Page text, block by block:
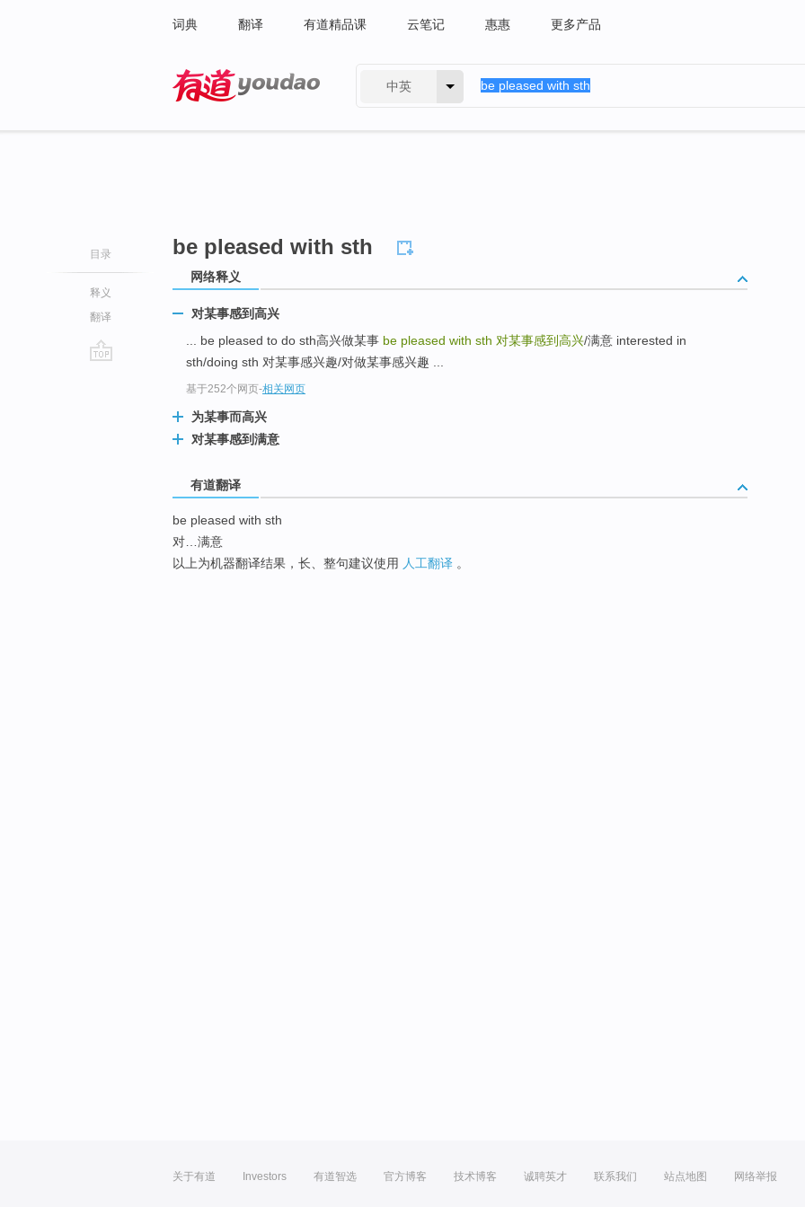
词典 翻译 有道精品课 云笔记 惠惠 更多产品
中英
目录
释义
翻译
be pleased with sth
网络释义
对某事感到高兴
... be pleased to do sth高兴做某事 be pleased with sth 对某事感到高兴/满意 interested in
sth/doing sth 对某事感兴趣/对做某事感兴趣 ...
基于252个网页-相关网页
为某事而高兴
对某事感到满意
有道翻译
be pleased with sth
对…满意
以上为机器翻译结果，长、整句建议使用 人工翻译 。
关于有道 Investors 有道智选 官方博客 技术博客 诚聘英才 联系我们 站点地图 网络举报